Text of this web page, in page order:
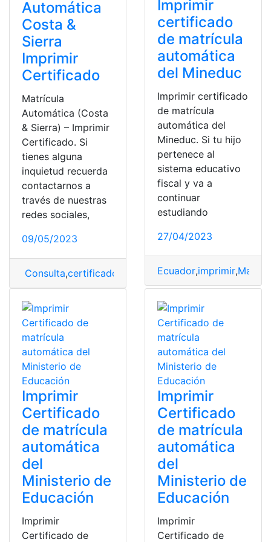
Automática
Costa &
Sierra
Imprimir
Certificado
Matrícula
Automática (Costa
& Sierra) – Imprimir
Certificado. Si
tienes alguna
inquietud recuerda
contactarnos a
través de nuestras
redes sociales,
09/05/2023
Consulta,certificado imprimir,Imprimir
Imprimir
certificado
de matrícula
automática
del Mineduc
Imprimir certificado
de matrícula
automática del
Mineduc. Si tu hijo
pertenece al
sistema educativo
fiscal y va a
continuar
estudiando
27/04/2023
Ecuador,imprimir,
Imprimir
Certificado
de matrícula
automática
del
Ministerio de
Educación
Imprimir
Certificado de
Imprimir
Certificado
de matrícula
automática
del
Ministerio de
Educación
Imprimir
Certificado de